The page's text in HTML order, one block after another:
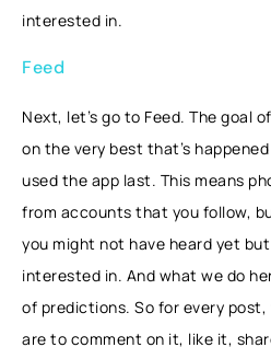
interested in.
Feed
Next, let’s go to Feed. The goal
on the very best that’s
used the app last. This means
from accounts that you follow,
you might not have heard yet
interested in. And what we do
of predictions. So for every
are to comment on it, like it,